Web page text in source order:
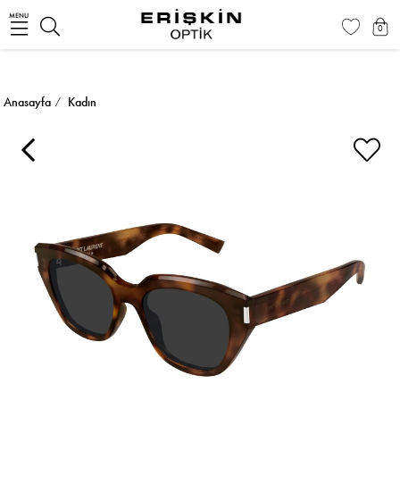
MENU
0
Anasayfa Kadın